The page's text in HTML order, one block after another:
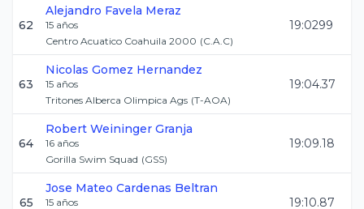
62
Alejandro Favela Meraz
15 años
Centro Acuatico Coahuila 2000 (C.A.C)
19:0299
63
Nicolas Gomez Hernandez
15 años
Tritones Alberca Olimpica Ags (T-AOA)
19:04.37
64
Robert Weininger Granja
16 años
Gorilla Swim Squad (GSS)
19:09.18
65
Jose Mateo Cardenas Beltran
15 años
19:10.87